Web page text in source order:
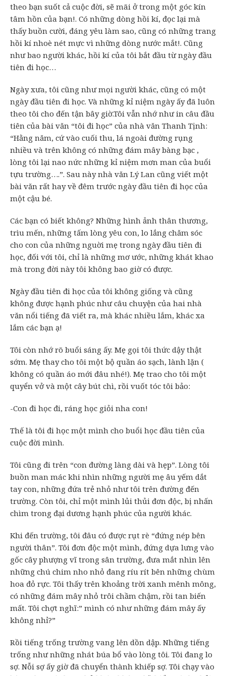
theo bạn suốt cả cuộc đời, sẽ mãi ở trong một góc kín
tâm hồn của bạn!. Có những dòng hồi kí, đọc lại mà
thấy buồn cười, đáng yêu làm sao, cũng có những trang
hồi kí nhoè nét mực vì những dòng nước mắt!. Cũng
như bao người khác, hồi kí của tôi bắt đầu từ ngày đầu
tiên đi học…
Ngày xưa, tôi cũng như mọi người khác, cũng có một
ngày đầu tiên đi học. Và những kỉ niệm ngày ấy đã luôn
theo tôi cho đến tận bây giờ.Tôi vẫn nhớ như in câu đầu
tiên của bài văn “tôi đi học” của nhà văn Thanh Tịnh:
“Hằng năm, cứ vào cuối thu, lá ngoài đường rụng
nhiều và trên không có những đám mây bàng bạc ,
lòng tôi lại nao nức những kỉ niệm mơn man của buổi
tựu trường….”. Sau này nhà văn Lý Lan cũng viết một
bài văn rất hay về đêm trước ngày đầu tiên đi học của
một cậu bé.
Các bạn có biết không? Những hình ảnh thân thương,
trìu mến, những tấm lòng yêu con, lo lắng chăm sóc
cho con của những nguời mẹ trong ngày đầu tiên đi
học, đối với tôi, chỉ là những mơ ước, những khát khao
mà trong đời này tôi không bao giờ có được.
Ngày đầu tiên đi học của tôi không giống và cũng
không được hạnh phúc như câu chuyện của hai nhà
văn nổi tiếng đã viết ra, mà khác nhiều lắm, khác xa
lắm các bạn ạ!
Tôi còn nhớ rõ buổi sáng ấy. Mẹ gọi tôi thức dậy thật
sớm. Mẹ thay cho tôi một bộ quần áo sạch, lành lặn (
không có quần áo mới đâu nhé!). Mẹ trao cho tôi một
quyển vở và một cây bút chì, rồi vuốt tóc tôi bảo:
-Con đi học đi, ráng học giỏi nha con!
Thế là tôi đi học một mình cho buổi học đầu tiên của
cuộc đời mình.
Tôi cũng đi trên “con đường làng dài và hẹp”. Lòng tôi
buồn man mác khi nhìn những người mẹ âu yếm dắt
tay con, những đứa trẻ nhỏ như tôi trên đường đến
trường. Còn tôi, chỉ một mình lủi thủi đơn độc, bị nhấn
chìm trong đại dương hạnh phúc của người khác.
Khi đến trường, tôi đâu có được rụt rè “đứng nép bên
người thân”. Tôi đơn độc một mình, đứng dựa lưng vào
gốc cây phượng vĩ trong sân trường, đưa mắt nhìn lên
những chú chim nho nhỏ đang ríu rít bên những chùm
hoa đỏ rực. Tôi thấy trên khoảng trời xanh mênh mông,
có những đám mây nhỏ trôi chầm chậm, rồi tan biến
mất. Tôi chợt nghĩ:” mình có như những đám mây ấy
không nhỉ?”
Rồi tiếng trống trường vang lên dồn dập. Những tiếng
trống như những nhát búa bổ vào lòng tôi. Tôi đang lo
sợ. Nỗi sợ ấy giờ đã chuyển thành khiếp sợ. Tôi chạy vào